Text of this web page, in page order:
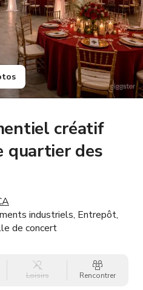
créatif
quartier des
industriels, Entrepôt,
de concert
Loisirs Rencontrer